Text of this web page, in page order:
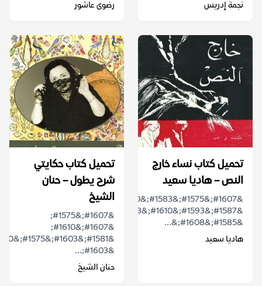
نجمة إدريس
رضوى عاشور
تحميل كتاب نساء خارج
النص – هاديا سعيد
&#1585;&#1608;&...
هاديا سعيد
تحميل كتاب حكايتي
شرح يطول – حنان
الشيخ
&#1607;&#1575;
&#1607;&#1610;
&#1603;...
حنان الشيخ